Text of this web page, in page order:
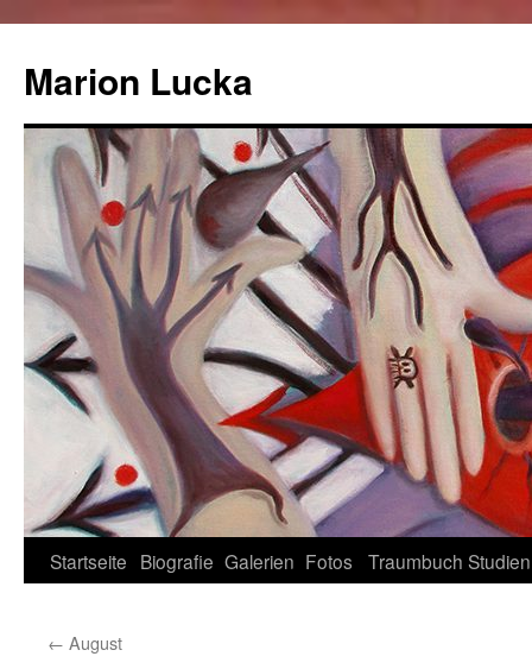
Marion Lucka
Zum
springen
Startseite Biografie Galerien Fotos Traumbuch Studien
← August